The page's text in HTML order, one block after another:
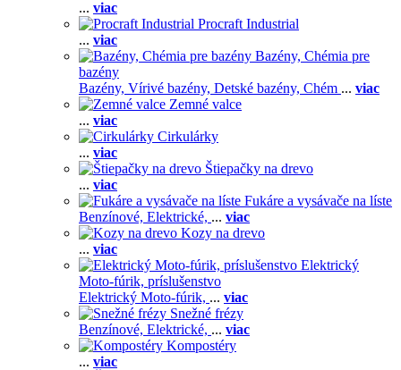
... viac
Procraft Industrial
... viac
Bazény, Chémia pre
bazény
Bazény, Vírivé bazény, Detské bazény, Chém ... viac
Zemné valce
... viac
Cirkulárky
... viac
Štiepačky na drevo
... viac
Fukáre a vysávače na líste
Benzínové, Elektrické, ... viac
Kozy na drevo
... viac
Elektrický
Moto-fúrik, príslušenstvo
Elektrický Moto-fúrik, ... viac
Snežné frézy
Benzínové, Elektrické, ... viac
Kompostéry
... viac